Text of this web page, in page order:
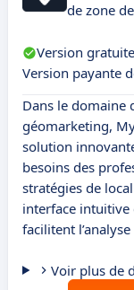
de zone
Version gratuite
Version payante
Dans le domaine
géomarketing,
solution
besoins des
stratégies de
interface intuitive
facilitent
Voir plus de